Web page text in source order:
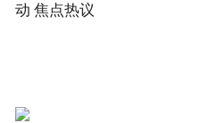
动 焦点热议